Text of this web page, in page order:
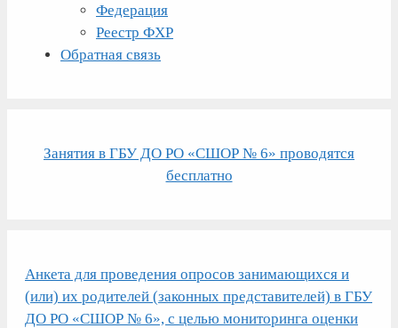
Федерация
Реестр ФХР
Обратная связь
Занятия в ГБУ ДО РО «СШОР № 6» проводятся
бесплатно
Анкета для проведения опросов занимающихся и
(или) их родителей (законных представителей) в ГБУ
ДО РО «СШОР № 6», с целью мониторинга оценки